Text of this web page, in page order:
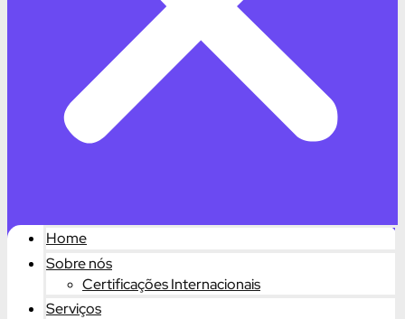
Home
Sobre nós
Certificações Internacionais
Serviços